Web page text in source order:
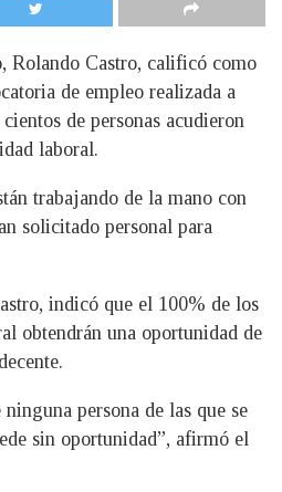
Rolando Castro, calificó como
de empleo realizada a
de personas acudieron
laboral.
trabajando de la mano con
solicitado personal para
indicó que el 100% de los
obtendrán una oportunidad de
persona de las que se
sin oportunidad”, afirmó el